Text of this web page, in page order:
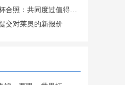
共同度过值得铭记的一年
交对莱奥的新报价